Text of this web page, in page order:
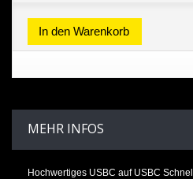
In den Warenkorb
MEHR INFOS
Hochwertiges USBC auf USBC